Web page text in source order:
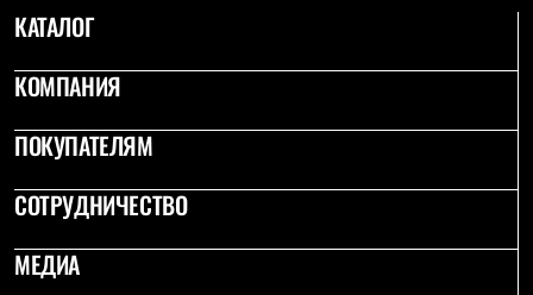
Экспедиционные
Легкоходные
Городские
Аксессуары для рюкзаков
Спальные мешки
Пуховые
С синтетическим утеплителем
Аксессуары для спальников
Баулы
Кошельки
КАТАЛОГ
КОМПАНИЯ
ПОКУПАТЕЛЯМ
СОТРУДНИЧЕСТВО
МЕДИА